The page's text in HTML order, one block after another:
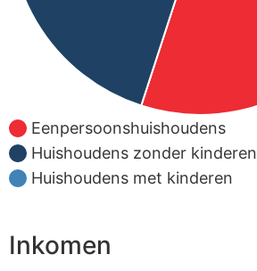
Eenpersoonshuishoudens
Huishoudens zonder kinderen
Huishoudens met kinderen
Inkomen